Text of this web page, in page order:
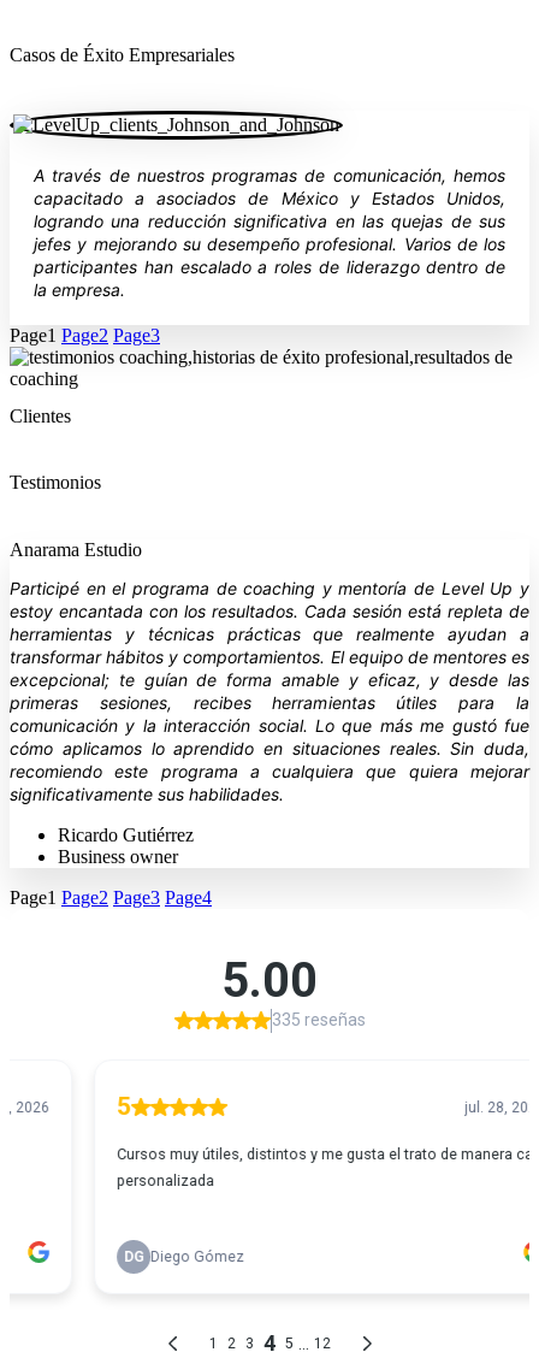
Casos de Éxito Empresariales
A través de nuestros programas de comunicación, hemos
capacitado a asociados de México y Estados Unidos,
logrando una reducción significativa en las quejas de sus
jefes y mejorando su desempeño profesional. Varios de los
participantes han escalado a roles de liderazgo dentro de
la empresa.
Page1 Page2 Page3
Clientes
Testimonios
Anarama Estudio
Participé en el programa de coaching y mentoría de Level Up y
estoy encantada con los resultados. Cada sesión está repleta de
herramientas y técnicas prácticas que realmente ayudan a
transformar hábitos y comportamientos. El equipo de mentores es
excepcional; te guían de forma amable y eficaz, y desde las
primeras sesiones, recibes herramientas útiles para la
comunicación y la interacción social. Lo que más me gustó fue
cómo aplicamos lo aprendido en situaciones reales. Sin duda,
recomiendo este programa a cualquiera que quiera mejorar
significativamente sus habilidades.
Ricardo Gutiérrez
Business owner
Page1 Page2 Page3 Page4